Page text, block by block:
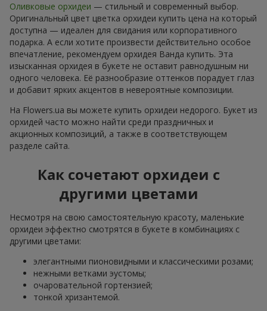
Оливковые орхидеи — стильный и современный выбор.
Оригинальный цвет цветка орхидеи купить цена на который
доступна — идеален для свидания или корпоративного
подарка. А если хотите произвести действительно особое
впечатление, рекомендуем орхидея Ванда купить. Эта
изысканная орхидея в букете не оставит равнодушным ни
одного человека. Её разнообразие оттенков порадует глаз
и добавит ярких акцентов в невероятные композиции.
На Flowers.ua вы можете купить орхидеи недорого. Букет из
орхидей часто можно найти среди праздничных и
акционных композиций, а также в соответствующем
разделе сайта.
Как сочетают орхидеи с
другими цветами
Несмотря на свою самостоятельную красоту, маленькие
орхидеи эффектно смотрятся в букете в комбинациях с
другими цветами:
элегантными пионовидными и классическими розами;
нежными ветками эустомы;
очаровательной гортензией;
тонкой хризантемой.